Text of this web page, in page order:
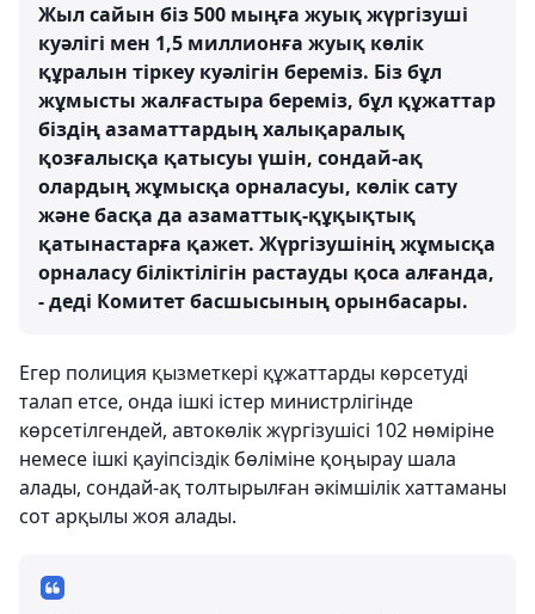
Жыл сайын біз 500 мыңға жуық жүргізуші
куәлігі мен 1,5 миллионға жуық көлік
құралын тіркеу куәлігін береміз. Біз бұл
жұмысты жалғастыра береміз, бұл құжаттар
біздің азаматтардың халықаралық
қозғалысқа қатысуы үшін, сондай-ақ
олардың жұмысқа орналасуы, көлік сату
және басқа да азаматтық-құқықтық
қатынастарға қажет. Жүргізушінің жұмысқа
орналасу біліктілігін растауды қоса алғанда,
- деді Комитет басшысының орынбасары.
Егер полиция қызметкері құжаттарды көрсетуді
талап етсе, онда ішкі істер министрлігінде
көрсетілгендей, автокөлік жүргізушісі 102 нөміріне
немесе ішкі қауіпсіздік бөліміне қоңырау шала
алады, сондай-ақ толтырылған әкімшілік хаттаманы
сот арқылы жоя алады.